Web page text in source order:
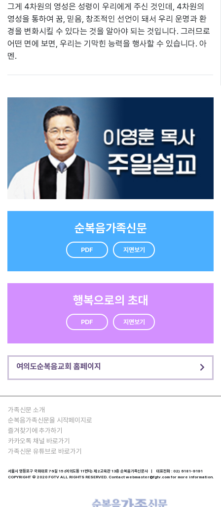
그게 4차원의 영성은 성령이 우리에게 주신 것인데, 4차원의
영성을 통하여 꿈, 믿음, 창조적인 선언이 돼서 우리 운명과 환
경을 변화시킬 수 있다는 것을 알아야 되는 것입니다. 그러므로
어떤 면에 보면, 우리는 기막힌 능력을 행사할 수 있습니다. 아
멘.
순복음가족신문
PDF 지면보기
행복으로의 초대
PDF 지면보기
여의도순복음교회 홈페이지
가족신문 소개
순복음가족신문을 시작페이지로
즐겨찾기에 추가하기
카카오톡 채널 바로가기
가족신문 유튜브로 바로가기
서울시 영등포구 국회대로 76길 15 (여의도동 11번지) 제2교육관 13층 순복음가족신문사 | 대표전화 : 02) 6181-9191
COPYRIGHT © 2020 FGTV ALL RIGHTS RESERVED. Contact webmaster@fgtv.com for more information.